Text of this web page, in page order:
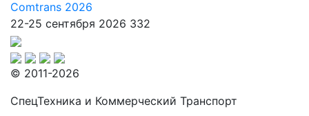
Comtrans 2026
22-25 сентября 2026 332
© 2011-2026
СпецТехника и Коммерческий Транспорт